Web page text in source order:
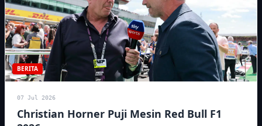
BERITA
07 Jul 2026
Christian Horner Puji Mesin Red Bull F1